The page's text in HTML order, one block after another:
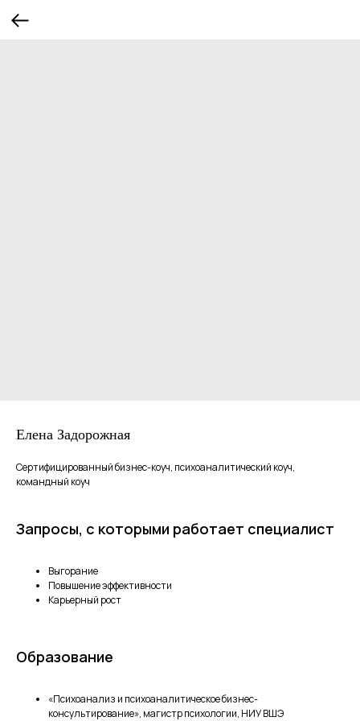
Елена Задорожная
Сертифицированный бизнес-коуч, психоаналитический коуч,
командный коуч
Запросы, с которыми работает специалист
Выгорание
Повышение эффективности
Карьерный рост
Образование
«Психоанализ и психоаналитическое бизнес-
консультирование», магистр психологии, НИУ ВШЭ